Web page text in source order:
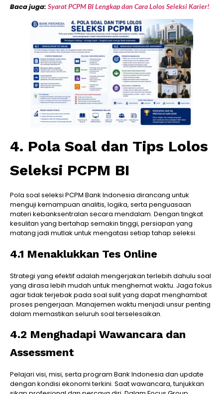
Baca juga: Syarat PCPM BI Lengkap dan Cara Lolos Seleksi Karier!
4. Pola Soal dan Tips Lolos
Seleksi PCPM BI
Pola soal seleksi PCPM Bank Indonesia dirancang untuk
menguji kemampuan analitis, logika, serta penguasaan
materi kebanksentralan secara mendalam. Dengan tingkat
kesulitan yang bertahap semakin tinggi, persiapan yang
matang jadi mutlak untuk mengatasi setiap tahap seleksi.
4.1 Menaklukkan Tes Online
Strategi yang efektif adalah mengerjakan terlebih dahulu soal
yang dirasa lebih mudah untuk menghemat waktu. Jaga fokus
agar tidak terjebak pada soal sulit yang dapat menghambat
proses pengerjaan. Manajemen waktu menjadi unsur penting
dalam memastikan seluruh soal terselesaikan.
4.2 Menghadapi Wawancara dan
Assessment
Pelajari visi, misi, serta program Bank Indonesia dan update
dengan kondisi ekonomi terkini. Saat wawancara, tunjukkan